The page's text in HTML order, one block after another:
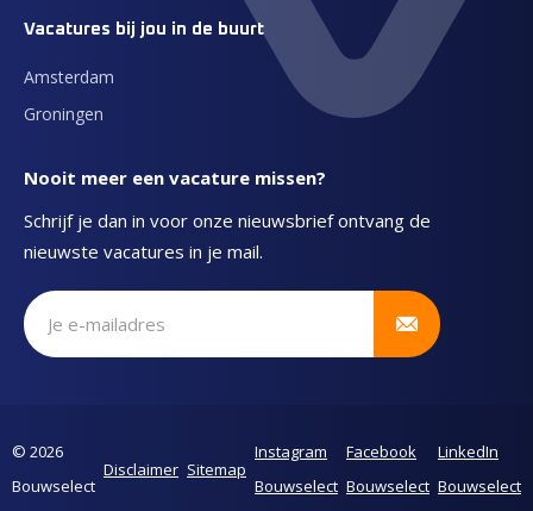
Vacatures bij jou in de buurt
Amsterdam
Groningen
Nooit meer een vacature missen?
Schrijf je dan in voor onze nieuwsbrief ontvang de
nieuwste vacatures in je mail.
Schrijf je in voor onze nieuwsbrief
© 2026
Bouwselect
Disclaimer Sitemap
Instagram
Bouwselect
Facebook
Bouwselect
LinkedIn
Bouwselect